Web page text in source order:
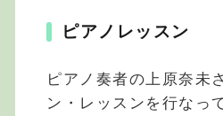
ピアノレッスン
ピアノ奏者の上原奈未
ン・レッスンを行なっ